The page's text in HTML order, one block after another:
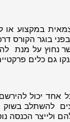
במקצוע או
בוגר הקורס
נחוץ על מנת
גם כלים
אחד יכול
להשתלב
ולייצר הכנסה